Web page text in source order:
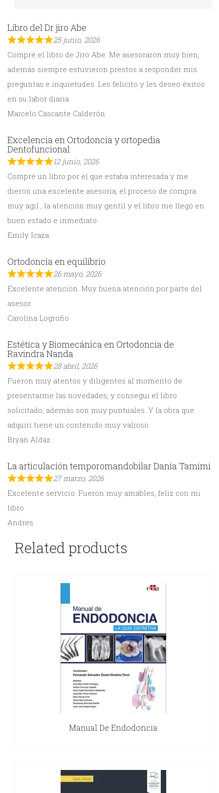
Libro del Dr jiro Abe
25 junio, 2026
Compré el libro de Jiro Abe. Me asesoraron muy bien,
además siempre estuvieron prestos a responder mis
preguntas e inquietudes. Les felicito y les deseo éxitos
en su labor diaria
Marcelo Cascante Calderón
Excelencia en Ortodoncia y ortopedia
Dentofuncional
12 junio, 2026
Compré un libro por el que estaba interesada y me
dieron una excelente asesoría, el proceso de compra
muy ágil , la atención muy gentil y el libro me llegó en
buen estado e inmediato
Emily Icaza
Ortodoncia en equilibrio
26 mayo, 2026
Excelente atención. Muy buena atención por parte del
asesor.
Carolina Logroño
Estética y Biomecánica en Ortodoncia de
Ravindra Nanda
28 abril, 2026
Fueron muy atentos y diligentes al momento de
presentarme las novedades, y conseguí el libro
solicitado, además son muy puntuales. Y la obra que
adquirí tiene un contenido muy valioso.
Bryan Aldaz
La articulación temporomandobilar Dania Tamimi
27 marzo, 2026
Excelente servicio. Fueron muy amables, feliz con mi
libro
Andres
Related products
Manual De Endodoncia